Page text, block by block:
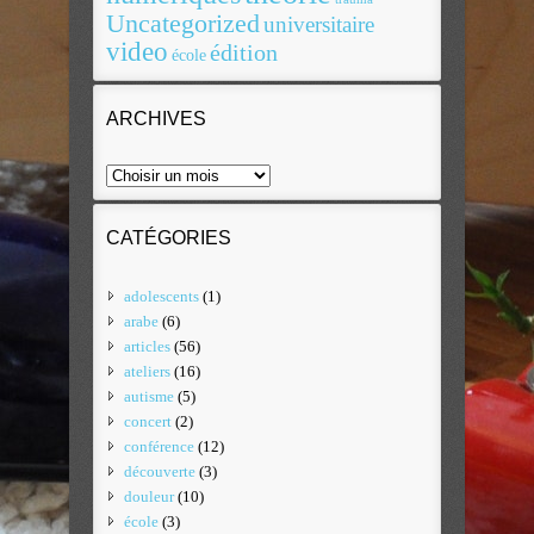
Uncategorizeduniversitaire
video école édition
ARCHIVES
CATÉGORIES
adolescents (1)
arabe (6)
articles (56)
ateliers (16)
autisme (5)
concert (2)
conférence (12)
découverte (3)
douleur(10)
école (3)